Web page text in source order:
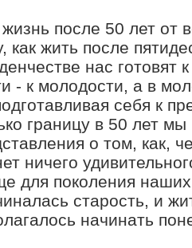
после 50 лет от
как жить после
нас готовят к
- к молодости, а в
себя к
границу в 50 лет
о том, как,
ничего
для поколения
старость, и
начинать